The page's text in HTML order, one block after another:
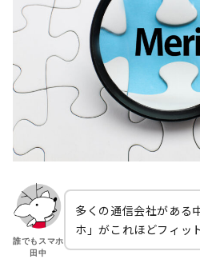
誰でもスマホ
田中
多くの通信会社がある
ホ」がこれほどフィッ